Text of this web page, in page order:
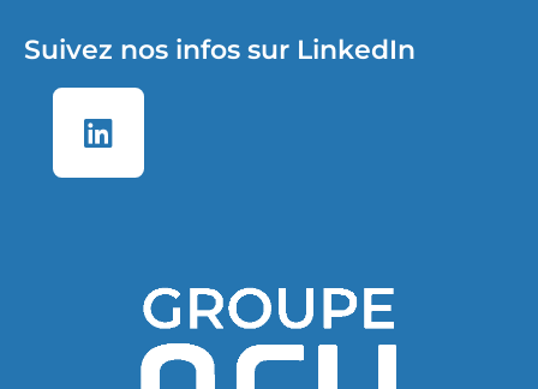
Suivez nos infos sur LinkedIn